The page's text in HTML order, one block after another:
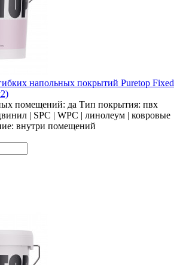
напольных покрытий Puretop Fixed
помещений: да Тип покрытия: пвх
| SPC | WPC | линолеум | ковровые
внутри помещений